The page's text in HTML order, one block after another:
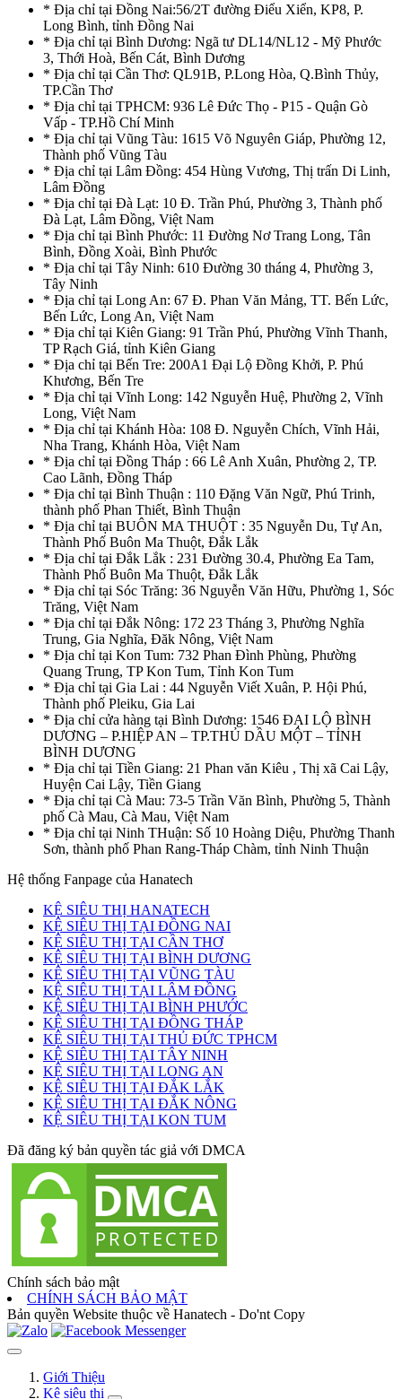
* Địa chỉ tại Đồng Nai:56/2T đường Điểu Xiển, KP8, P.
Long Bình, tỉnh Đồng Nai
* Địa chỉ tại Bình Dương: Ngã tư DL14/NL12 - Mỹ Phước
3, Thới Hoà, Bến Cát, Bình Dương
* Địa chỉ tại Cần Thơ: QL91B, P.Long Hòa, Q.Bình Thủy,
TP.Cần Thơ
* Địa chỉ tại TPHCM: 936 Lê Đức Thọ - P15 - Quận Gò
Vấp - TP.Hồ Chí Minh
* Địa chỉ tại Vũng Tàu: 1615 Võ Nguyên Giáp, Phường 12,
Thành phố Vũng Tàu
* Địa chỉ tại Lâm Đồng: 454 Hùng Vương, Thị trấn Di Linh,
Lâm Đồng
* Địa chỉ tại Đà Lạt: 10 Đ. Trần Phú, Phường 3, Thành phố
Đà Lạt, Lâm Đồng, Việt Nam
* Địa chỉ tại Bình Phước: 11 Đường Nơ Trang Long, Tân
Bình, Đồng Xoài, Bình Phước
* Địa chỉ tại Tây Ninh: 610 Đường 30 tháng 4, Phường 3,
Tây Ninh
* Địa chỉ tại Long An: 67 Đ. Phan Văn Mảng, TT. Bến Lức,
Bến Lức, Long An, Việt Nam
* Địa chỉ tại Kiên Giang: 91 Trần Phú, Phường Vĩnh Thanh,
TP Rạch Giá, tỉnh Kiên Giang
* Địa chỉ tại Bến Tre: 200A1 Đại Lộ Đồng Khởi, P. Phú
Khương, Bến Tre
* Địa chỉ tại Vĩnh Long: 142 Nguyễn Huệ, Phường 2, Vĩnh
Long, Việt Nam
* Địa chỉ tại Khánh Hòa: 108 Đ. Nguyễn Chích, Vĩnh Hải,
Nha Trang, Khánh Hòa, Việt Nam
* Địa chỉ tại Đồng Tháp : 66 Lê Anh Xuân, Phường 2, TP.
Cao Lãnh, Đồng Tháp
* Địa chỉ tại Bình Thuận : 110 Đặng Văn Ngữ, Phú Trinh,
thành phố Phan Thiết, Bình Thuận
* Địa chỉ tại BUÔN MA THUỘT : 35 Nguyễn Du, Tự An,
Thành Phố Buôn Ma Thuột, Đắk Lắk
* Địa chỉ tại Đắk Lắk : 231 Đường 30.4, Phường Ea Tam,
Thành Phố Buôn Ma Thuột, Đắk Lắk
* Địa chỉ tại Sóc Trăng: 36 Nguyễn Văn Hữu, Phường 1, Sóc
Trăng, Việt Nam
* Địa chỉ tại Đắk Nông: 172 23 Tháng 3, Phường Nghĩa
Trung, Gia Nghĩa, Đăk Nông, Việt Nam
* Địa chỉ tại Kon Tum: 732 Phan Đình Phùng, Phường
Quang Trung, TP Kon Tum, Tỉnh Kon Tum
* Địa chỉ tại Gia Lai : 44 Nguyễn Viết Xuân, P. Hội Phú,
Thành phố Pleiku, Gia Lai
* Địa chỉ cửa hàng tại Bình Dương: 1546 ĐẠI LỘ BÌNH
DƯƠNG – P.HIỆP AN – TP.THỦ DẦU MỘT – TỈNH
BÌNH DƯƠNG
* Địa chỉ tại Tiền Giang: 21 Phan văn Kiêu , Thị xã Cai Lậy,
Huyện Cai Lậy, Tiền Giang
* Địa chỉ tại Cà Mau: 73-5 Trần Văn Bình, Phường 5, Thành
phố Cà Mau, Cà Mau, Việt Nam
* Địa chỉ tại Ninh THuận: Số 10 Hoàng Diệu, Phường Thanh
Sơn, thành phố Phan Rang-Tháp Chàm, tỉnh Ninh Thuận
Hệ thống Fanpage của Hanatech
KỆ SIÊU THỊ HANATECH
KỆ SIÊU THỊ TẠI ĐỒNG NAI
KỆ SIÊU THỊ TẠI CẦN THƠ
KỆ SIÊU THỊ TẠI BÌNH DƯƠNG
KỆ SIÊU THỊ TẠI VŨNG TÀU
KỆ SIÊU THỊ TẠI LÂM ĐỒNG
KỆ SIÊU THỊ TẠI BÌNH PHƯỚC
KỆ SIÊU THỊ TẠI ĐỒNG THÁP
KỆ SIÊU THỊ TẠI THỦ ĐỨC TPHCM
KỆ SIÊU THỊ TẠI TÂY NINH
KỆ SIÊU THỊ TẠI LONG AN
KỆ SIÊU THỊ TẠI ĐẮK LẮK
KỆ SIÊU THỊ TẠI ĐẮK NÔNG
KỆ SIÊU THỊ TẠI KON TUM
Đã đăng ký bản quyền tác giả với DMCA
Chính sách bảo mật
CHÍNH SÁCH BẢO MẬT
Bản quyền Website thuộc về Hanatech - Do'nt Copy
Giới Thiệu
Kệ siêu thị